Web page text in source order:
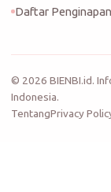
Daftar Penginapan
© 2026 BIENBI.id.
Indonesia.
TentangPrivacy